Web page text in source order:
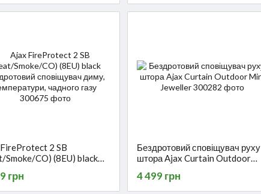
2 SB
Smoke/CO) (8EU) black
чадного газу
грн
Бездротовий сповіщувач руху
штора Ajax Curtain Outdoor
4 499 грн